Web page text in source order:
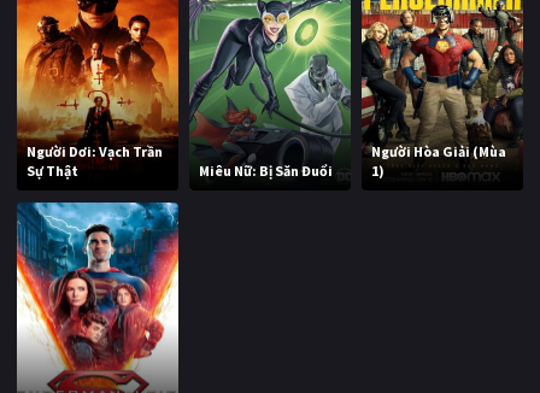
Người Dơi: Vạch Trần
Sự Thật
Miêu Nữ: Bị Săn Đuổi
Người Hòa Giải (Mùa
1)